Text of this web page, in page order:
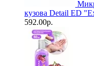
кузова Detail ED
592.00р.